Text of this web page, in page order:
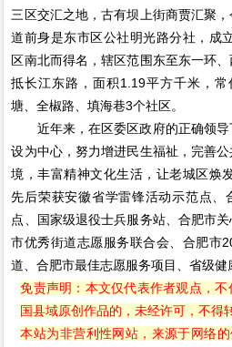
三区交汇之地，古有坝上街商贾汇聚
道前身是东市区公社明光路分社，成
区南北而得名，辖区范围东至东一环
抵长江东路，面积1.19平方千米，
塘、全椒路、填海巷3个社区。
近年来，在区委区政府的正确领导
设为中心，努力增进民生福祉，完善
境，丰富精神文化生活，让老城区焕
先后荣获安徽省学雷锋活动示范点、
点、国家级退役士兵服务站、合肥市
市优秀街道志愿服务联合会、合肥市
道、合肥市最佳志愿服务项目、省级健
免责声明：本文仅代表作者观点，
国县域原创作品的，未经许可，不得
本站为非营利性网站，来源于网络